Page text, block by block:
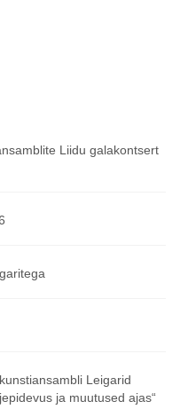
Liidu galakontsert
Leigarid
ja muutused ajas“